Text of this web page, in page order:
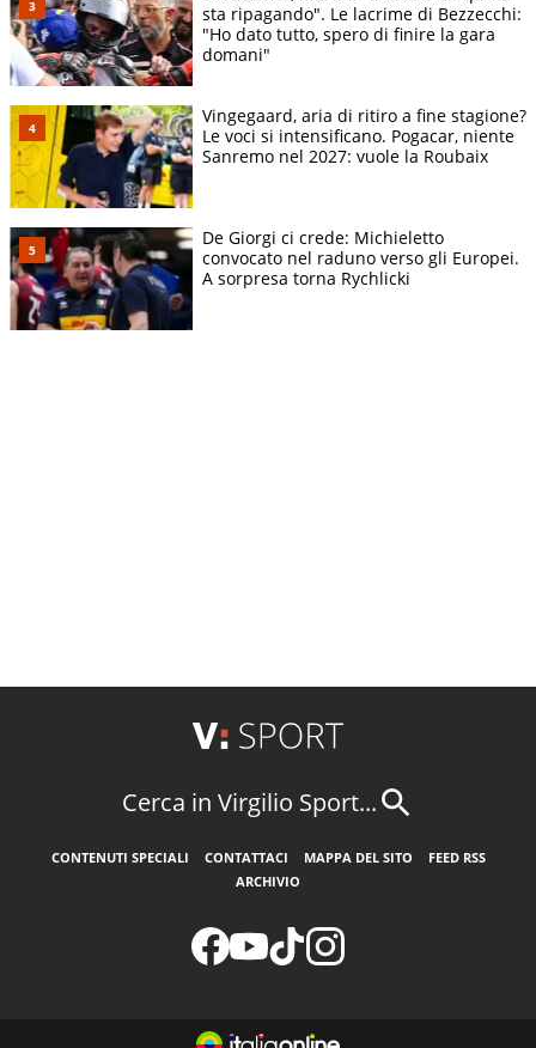
sta ripagando". Le lacrime di Bezzecchi:
"Ho dato tutto, spero di finire la gara
domani"
Vingegaard, aria di ritiro a fine stagione?
Le voci si intensificano. Pogacar, niente
Sanremo nel 2027: vuole la Roubaix
De Giorgi ci crede: Michieletto
convocato nel raduno verso gli Europei.
A sorpresa torna Rychlicki
Cerca in Virgilio Sport...
CONTENUTI SPECIALI CONTATTACI MAPPA DEL SITO
FEED RSS
ARCHIVIO